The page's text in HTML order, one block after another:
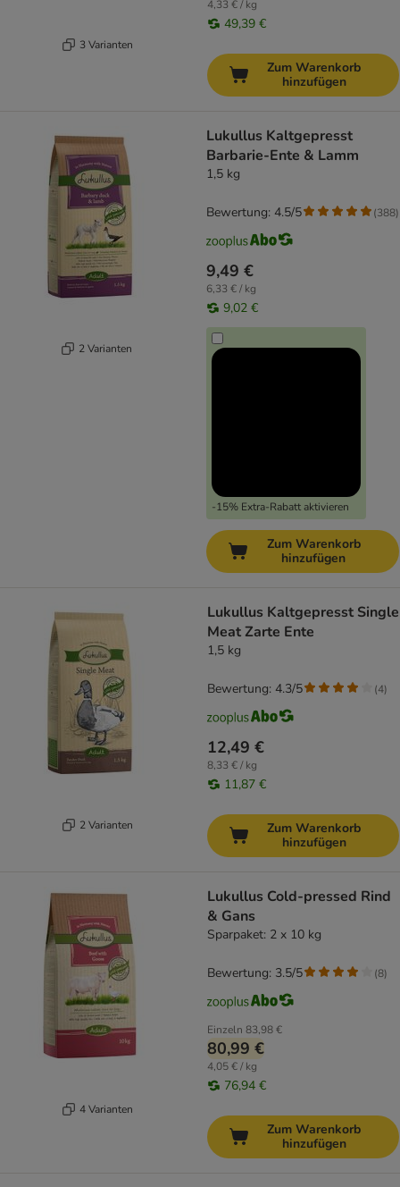
3 Varianten
4,33 € / kg
49,39 €
Zum Warenkorb
hinzufügen
2 Varianten
Lukullus Kaltgepresst
Barbarie-Ente & Lamm
1,5 kg
9,49 €
6,33 € / kg
9,02 €
-15% Extra-Rabatt aktivieren
Bewertung: 4.5/5 (388)
Zum Warenkorb
hinzufügen
2 Varianten
Lukullus Kaltgepresst Single
Meat Zarte Ente
1,5 kg
12,49 €
8,33 € / kg
11,87 €
Bewertung: 4.3/5 (4)
Zum Warenkorb
hinzufügen
4 Varianten
Lukullus Cold-pressed Rind
& Gans
Sparpaket: 2 x 10 kg
Einzeln 83,98 €
80,99 €
4,05 € / kg
76,94 €
Bewertung: 3.5/5 (8)
Zum Warenkorb
hinzufügen